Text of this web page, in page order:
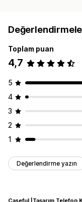
Toplam puan
4,7
5
4
3
2
1
Değerlendirme yazın
Caseful |Tasarım Telefon